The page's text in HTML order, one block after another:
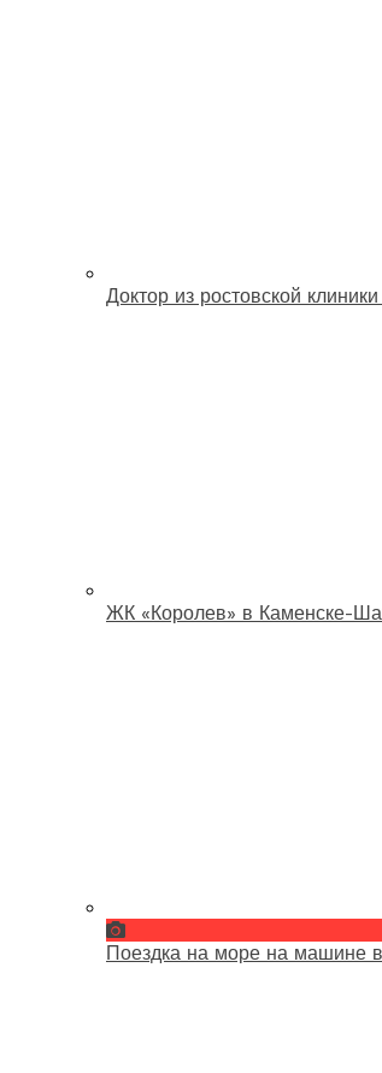
Доктор из ростовской
ЖК «Королев» в Каменске-
Поездка на море на машине